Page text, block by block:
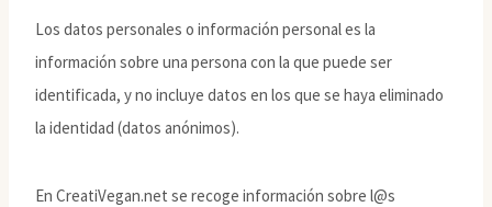
Los datos personales o información personal es la
información sobre una persona con la que puede ser
identificada, y no incluye datos en los que se haya eliminado
la identidad (datos anónimos).
En CreatiVegan.net se recoge información sobre l@s